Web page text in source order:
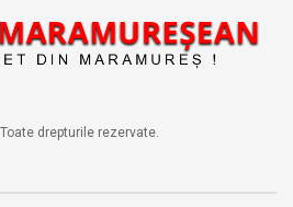
drepturile rezervate.